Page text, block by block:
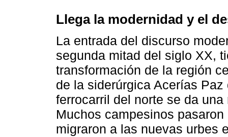
Llega la modernidad y el
La entrada del discurso
segunda mitad del siglo XX,
transformación de la región
de la siderúrgica Acerías
ferrocarril del norte se da
Muchos campesinos
migraron a las nuevas urbes